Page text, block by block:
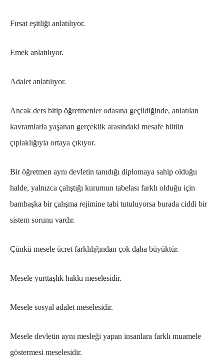
Fırsat eşitliği anlatılıyor.
Emek anlatılıyor.
Adalet anlatılıyor.
Ancak ders bitip öğretmenler odasına geçildiğinde, anlatılan
kavramlarla yaşanan gerçeklik arasındaki mesafe bütün
çıplaklığıyla ortaya çıkıyor.
Bir öğretmen aynı devletin tanıdığı diplomaya sahip olduğu
halde, yalnızca çalıştığı kurumun tabelası farklı olduğu için
bambaşka bir çalışma rejimine tabi tutuluyorsa burada ciddi bir
sistem sorunu vardır.
Çünkü mesele ücret farklılığından çok daha büyüktür.
Mesele yurttaşlık hakkı meselesidir.
Mesele sosyal adalet meselesidir.
Mesele devletin aynı mesleği yapan insanlara farklı muamele
göstermesi meselesidir.